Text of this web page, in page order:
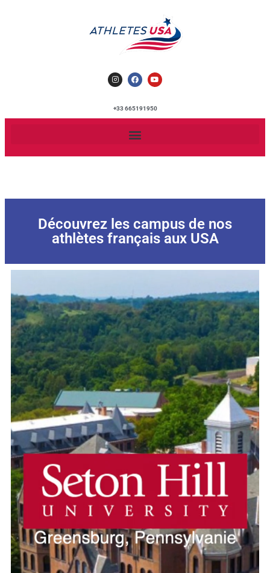
+33 665191950
Découvrez les campus de nos
athlètes français aux USA